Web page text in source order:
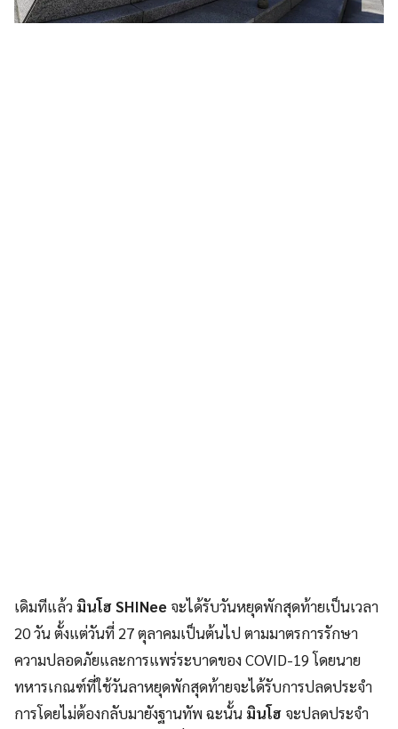
เดิมทีแล้ว มินโฮ SHINee จะได้รับวันหยุดพักสุดท้ายเป็นเวลา
20 วัน ตั้งแต่วันที่ 27 ตุลาคมเป็นต้นไป ตามมาตรการรักษา
ความปลอดภัยและการแพร่ระบาดของ COVID-19 โดยนาย
ทหารเกณฑ์ที่ใช้วันลาหยุดพักสุดท้ายจะได้รับการปลดประจำ
การโดยไม่ต้องกลับมายังฐานทัพ ฉะนั้น มินโฮ จะปลดประจำ